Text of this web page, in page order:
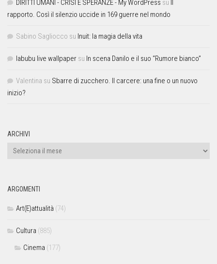
DIRITTI UMANI - CRISI E SPERANZE - My WordPress su Il
rapporto. Così il silenzio uccide in 169 guerre nel mondo
Sabino Sagliocco su Inuit: la magia della vita
labubu live wallpaper su In scena Danilo e il suo “Rumore bianco”
Valentina su Sbarre di zucchero. Il carcere: una fine o un nuovo
inizio?
ARCHIVI
ARGOMENTI
Art(E)attualità (74)
Cultura (885)
Cinema (177)